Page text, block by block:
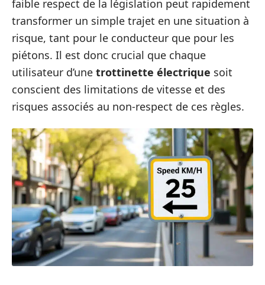
faible respect de la législation peut rapidement
transformer un simple trajet en une situation à
risque, tant pour le conducteur que pour les
piétons. Il est donc crucial que chaque
utilisateur d’une trottinette électrique soit
conscient des limitations de vitesse et des
risques associés au non-respect de ces règles.